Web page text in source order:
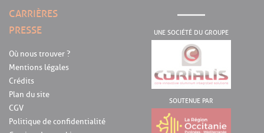
CARRIÈRES
PRESSE
Où nous trouver ?
Mentions légales
Crédits
Plan du site
CGV
Politique de confidentialité
UNE SOCIÉTÉ DU GROUPE
SOUTENUE PAR